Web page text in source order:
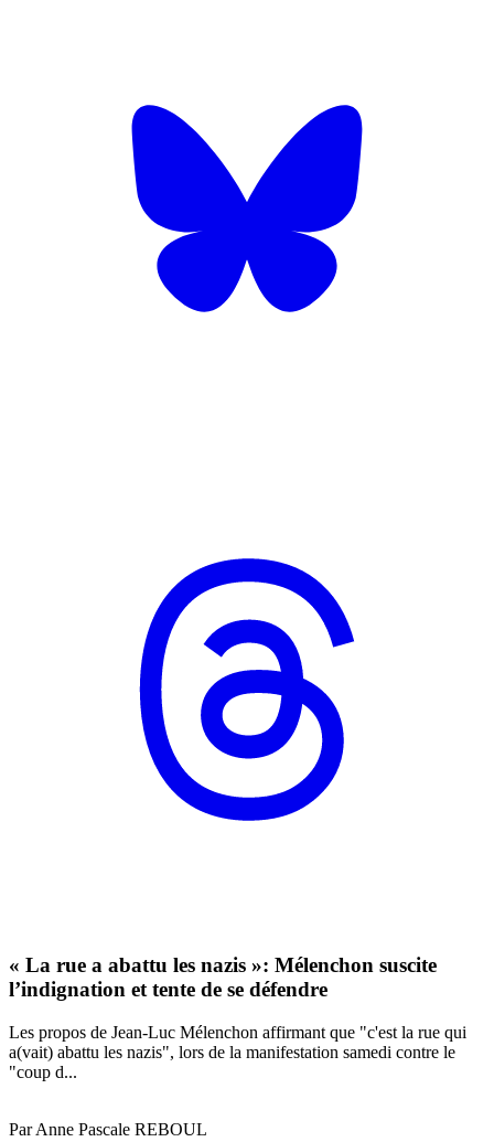
« La rue a abattu les nazis »: Mélenchon suscite
l’indignation et tente de se défendre
Les propos de Jean-Luc Mélenchon affirmant que "c'est la rue qui
a(vait) abattu les nazis", lors de la manifestation samedi contre le
"coup d...
Par Anne Pascale REBOUL